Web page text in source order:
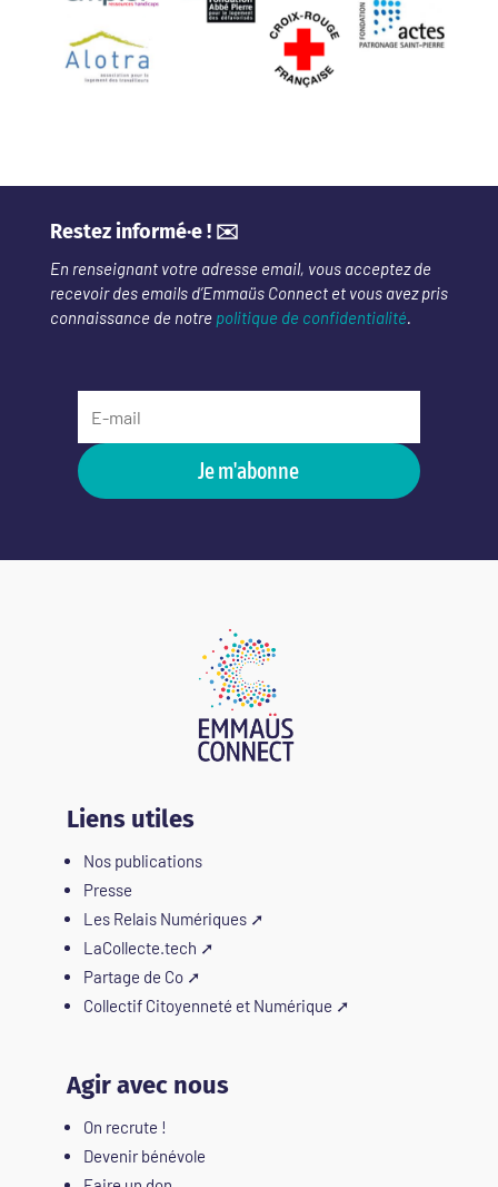
Restez informé·e ! ✉️
En renseignant votre adresse email, vous acceptez de
recevoir des emails d’Emmaüs Connect et vous avez pris
connaissance de notre politique de confidentialité.
Je m'abonne
Liens utiles
Nos publications
Presse
Les Relais Numériques➚
LaCollecte.tech ➚
Partage de Co➚
Collectif Citoyenneté et Numérique ➚
Agir avec nous
On recrute !
Devenir bénévole